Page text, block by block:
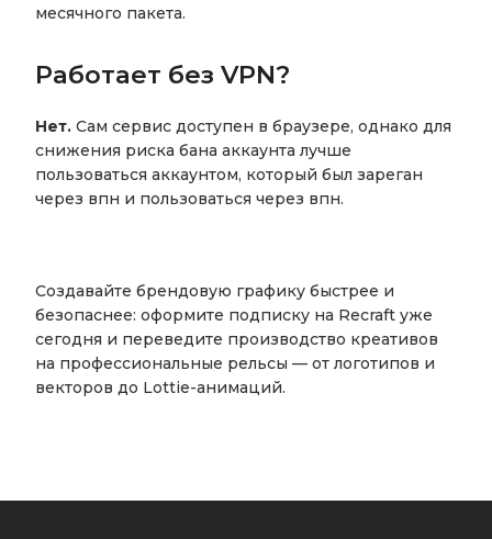
месячного пакета.
Работает без VPN?
Нет. Сам сервис доступен в браузере, однако для
снижения риска бана аккаунта лучше
пользоваться аккаунтом, который был зареган
через впн и пользоваться через впн.
Создавайте брендовую графику быстрее и
безопаснее: оформите подписку на Recraft уже
сегодня и переведите производство креативов
на профессиональные рельсы — от логотипов и
векторов до Lottie-анимаций.